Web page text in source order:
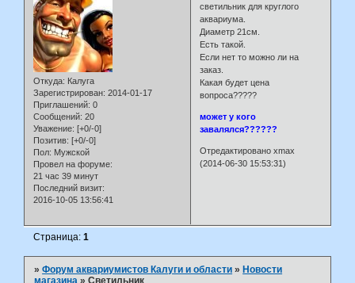
Откуда: Калуга
Зарегистрирован: 2014-01-17
Приглашений: 0
Сообщений: 20
Уважение: [+0/-0]
Позитив: [+0/-0]
Пол: Мужской
Провел на форуме:
21 час 39 минут
Последний визит:
2016-10-05 13:56:41
светильник для круглого
аквариума.
Диаметр 21см.
Есть такой.
Если нет то можно ли на
заказ.
Какая будет цена
вопроса?????
может у кого
завалялся??????
Отредактировано xmax
(2014-06-30 15:53:31)
Страница:1
»Форум аквариумистов Калуги и области » Новости